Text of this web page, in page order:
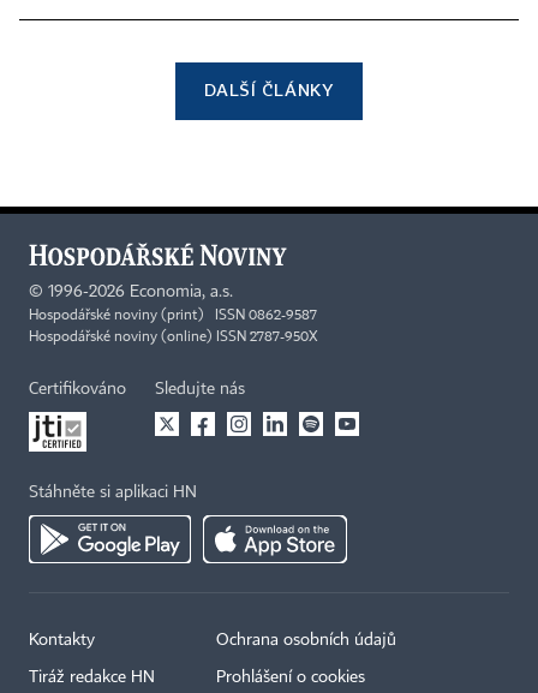
DALŠÍ ČLÁNKY
© 1996-2026 Economia, a.s.
Hospodářské noviny (print) ISSN 0862-9587
Hospodářské noviny (online) ISSN 2787-950X
Certifikováno Sledujte nás
Stáhněte si aplikaci HN
Kontakty
Tiráž redakce HN
Ochrana osobních údajů
Prohlášení o cookies